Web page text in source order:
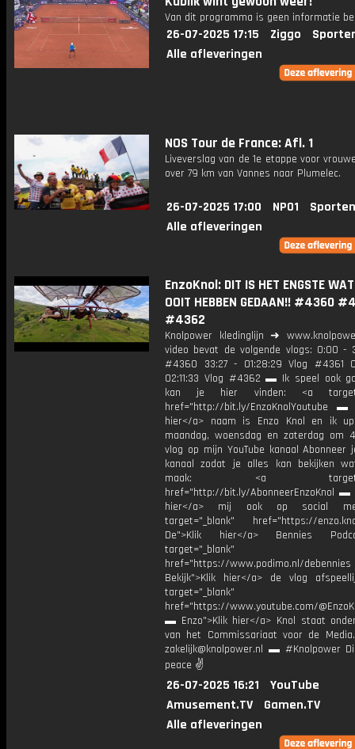
Van dit programma is geen informatie
26-07-2025 17:15 Ziggo
Alle afleveringen
NOS Tour de France: Afl. 1
Liveverslag van de 1e etappe voor
over 79 km van Vannes naar Plumelec.
26-07-2025 17:00 NPO1
Alle afleveringen
EnzoKnol: DIT IS HET ENGSTE
OOIT HEBBEN GEDAAN!! #4360
#4362
Knolpower kledinglijn ➜
video bevat de volgende vlogs: 0:00 -
#4360 33:27 - 01:28:29 Vlog #4361
02:11:33 Vlog #4362 ▬ Ik speel ook
kan je hier vinden: <a
href="http://bit.ly/EnzoKnolYoutube ▬
hier</a> naam is Enzo Knol en ik
maandag, woensdag en zaterdag om
vlog op mijn YouTube kanaal Abonneer
kanaal zodat je alles kan bekijken
maak: <a
href="http://bit.ly/AbonneerEnzoKnol ▬
hier</a> mij ook op social
target="_blank" href="https://
De">Klik hier</a> Bennies
target="_blank"
href="https://www.podimo.nl/debennies
Bekijk">Klik hier</a> de vlog
target="_blank"
href="https://www.youtube.com/
▬ Enzo">Klik hier</a> Knol staat
van het Commissariaat voor de
zakelijk@knolpower.nl ▬ #Knolpower
peace ✌
26-07-2025 16:21
YouTube
Amusement.TV
Gamen.TV
Alle afleveringen